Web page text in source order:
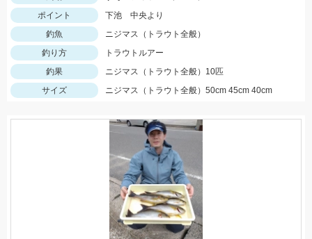
ポイント
下池 中央より
釣魚
ニジマス（トラウト全般）
釣り方
トラウトルアー
釣果
ニジマス（トラウト全般）10匹
サイズ
ニジマス（トラウト全般）50cm 45cm 40cm